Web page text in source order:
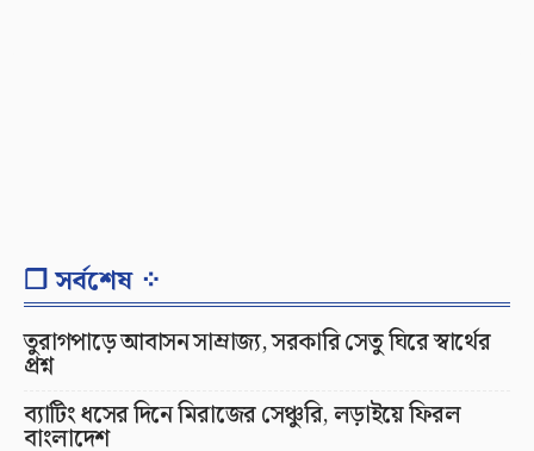
❐ সর্বশেষ ⁘
তুরাগপাড়ে আবাসন সাম্রাজ্য, সরকারি সেতু ঘিরে স্বার্থের
প্রশ্ন
ব্যাটিং ধসের দিনে মিরাজের সেঞ্চুরি, লড়াইয়ে ফিরল
বাংলাদেশ